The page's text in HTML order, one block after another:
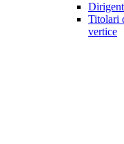
Titolari
vertice